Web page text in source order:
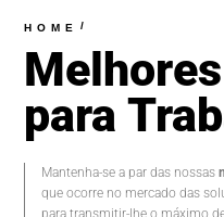
HOME /
para
Mantenha-se a par das nossas
que ocorre no mercado das
para transmitir-lhe o máximo